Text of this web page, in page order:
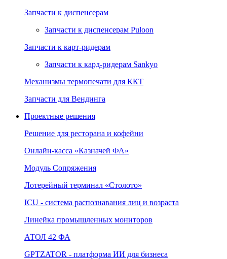
Запчасти к диспенсерам
Запчасти к диспенсерам Puloon
Запчасти к карт-ридерам
Запчасти к кард-ридерам Sankyo
Механизмы термопечати для ККТ
Запчасти для Вендинга
Проектные решения
Решение для ресторана и кофейни
Онлайн‑касса «Казначей ФА»
Модуль Сопряжения
Лотерейный терминал «Столото»
ICU - система распознавания лиц и возраста
Линейка промышленных мониторов
АТОЛ 42 ФА
GPTZATOR - платформа ИИ для бизнеса